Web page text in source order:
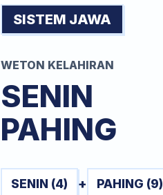
SISTEM JAWA
WETON KELAHIRAN
SENIN
PAHING
SENIN (4) + PAHING (9)